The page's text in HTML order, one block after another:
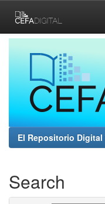
navigation
El Repositorio
Search